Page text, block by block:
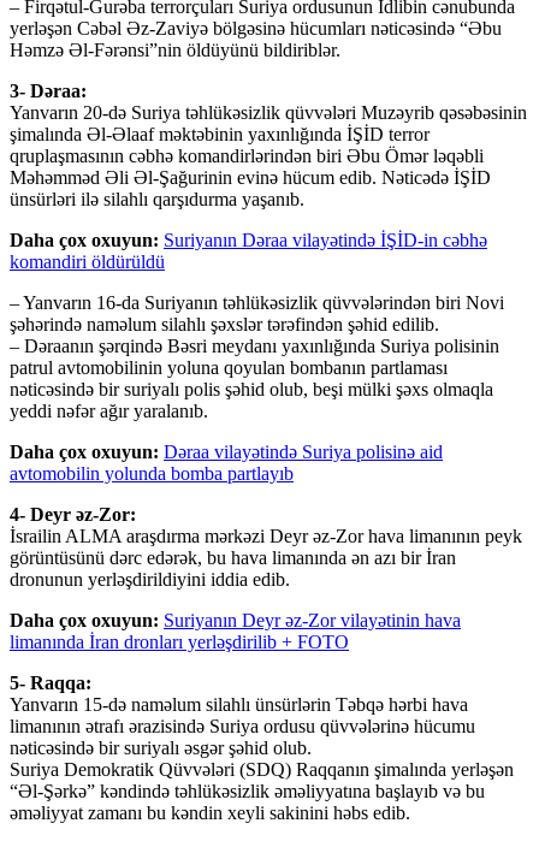
– Firqətul-Ğurəba terrorçuları Suriya ordusunun İdlibin cənubunda
yerləşən Cəbəl Əz-Zaviyə bölgəsinə hücumları nəticəsində “Əbu
Həmzə Əl-Fərənsi”nin öldüyünü bildiriblər.
3- Dəraa:
Yanvarın 20-də Suriya təhlükəsizlik qüvvələri Muzəyrib qəsəbəsinin
şimalında Əl-Əlaaf məktəbinin yaxınlığında İŞİD terror
qruplaşmasının cəbhə komandirlərindən biri Əbu Ömər ləqəbli
Məhəmməd Əli Əl-Şağurinin evinə hücum edib. Nəticədə İŞİD
ünsürləri ilə silahlı qarşıdurma yaşanıb.
Daha çox oxuyun: Suriyanın Dəraa vilayətində İŞİD-in cəbhə
komandiri öldürüldü
– Yanvarın 16-da Suriyanın təhlükəsizlik qüvvələrindən biri Novi
şəhərində naməlum silahlı şəxslər tərəfindən şəhid edilib.
– Dəraanın şərqində Bəsri meydanı yaxınlığında Suriya polisinin
patrul avtomobilinin yoluna qoyulan bombanın partlaması
nəticəsində bir suriyalı polis şəhid olub, beşi mülki şəxs olmaqla
yeddi nəfər ağır yaralanıb.
Daha çox oxuyun: Dəraa vilayətində Suriya polisinə aid
avtomobilin yolunda bomba partlayıb
4- Deyr əz-Zor:
İsrailin ALMA araşdırma mərkəzi Deyr əz-Zor hava limanının peyk
görüntüsünü dərc edərək, bu hava limanında ən azı bir İran
dronunun yerləşdirildiyini iddia edib.
Daha çox oxuyun: Suriyanın Deyr əz-Zor vilayətinin hava
limanında İran dronları yerləşdirilib + FOTO
5- Raqqa:
Yanvarın 15-də naməlum silahlı ünsürlərin Təbqə hərbi hava
limanının ətrafı ərazisində Suriya ordusu qüvvələrinə hücumu
nəticəsində bir suriyalı əsgər şəhid olub.
Suriya Demokratik Qüvvələri (SDQ) Raqqanın şimalında yerləşən
“Əl-Şərkə” kəndində təhlükəsizlik əməliyyatına başlayıb və bu
əməliyyat zamanı bu kəndin xeyli sakinini həbs edib.